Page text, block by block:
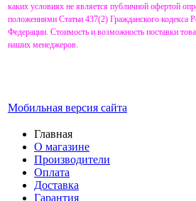
каких условиях не является публичной офертой
положениями Статьи 437(2) Гражданского кодекса
Федерации. Стоимость и возможность поставки
наших менеджеров.
Мобильная версия сайта
Главная
О магазине
Производители
Оплата
Доставка
Гарантия